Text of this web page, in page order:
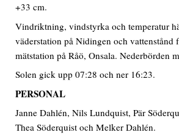
+33 cm.
Vindriktning, vindstyrka och temperatur
väderstation på Nidingen och vattenstånd
mätstation på Råö, Onsala. Nederbörden
Solen gick upp 07:28 och ner 16:23.
PERSONAL
Janne Dahlén, Nils Lundquist, Pär
Thea Söderquist och Melker Dahlén.